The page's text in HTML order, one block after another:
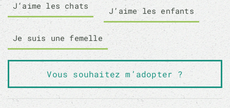
J’aime les chats J’aime les enfants
Je suis une femelle
Vous souhaitez m’adopter ?